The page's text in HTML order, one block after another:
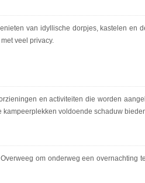
van idyllische dorpjes, kastelen en
veel privacy.
en activiteiten die worden
voldoende schaduw
om onderweg een overnachting